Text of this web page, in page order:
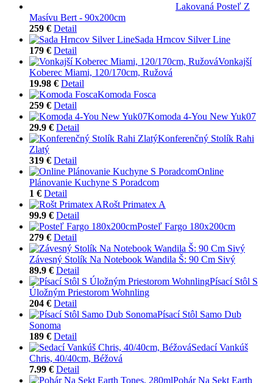
Lakovaná Posteľ Z
Masívu Bert - 90x200cm
259 € Detail
Sada Hrncov Silver Line
179 € Detail
Vonkajší
Koberec Miami, 120/170cm, Ružová
19.98 € Detail
Komoda Fosca
259 € Detail
Komoda 4-You New Yuk07
29.9 € Detail
Konferenčný Stolík Rahi
Zlatý
319 € Detail
Online
Plánovanie Kuchyne S Poradcom
1 € Detail
Rošt Primatex A
99.9 € Detail
Posteľ Fargo 180x200cm
279 € Detail
Závesný Stolík Na Notebook Wandila Š: 90 Cm Sivý
89.9 € Detail
Písací Stôl S
Úložným Priestorom Wohnling
204 € Detail
Písací Stôl Samo Dub
Sonoma
189 € Detail
Sedací Vankúš
Chris, 40/40cm, Béžová
7.99 € Detail
Pohár Na Sekt Earth